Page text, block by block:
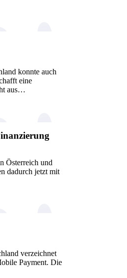
konnte auch
eine
aus…
Österreich und
dadurch jetzt mit
verzeichnet
Payment. Die